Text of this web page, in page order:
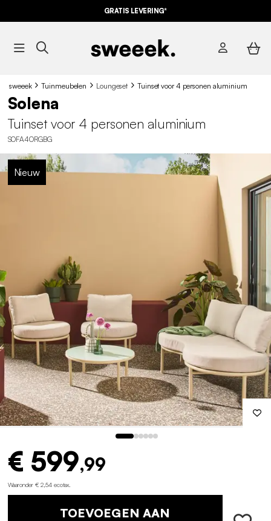
GRATIS LEVERING*
sweeek Tuinmeubelen Loungeset Tuinset voor 4 personen aluminium
Solena
Tuinset voor 4 personen aluminium
SOFA4ORGBG
Nieuw
€ 599,99
Waaronder € 2,54 ecotax
TOEVOEGEN AAN